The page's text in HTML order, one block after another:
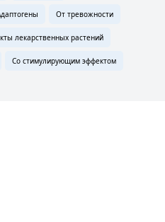
От тревожности
лекарственных растений
Со стимулирующим эффектом